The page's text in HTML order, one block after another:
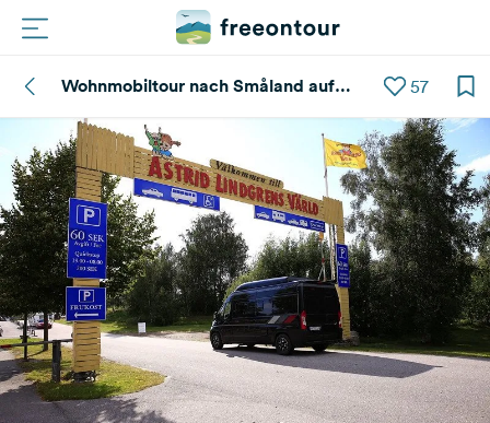
Plätze
Magazin
Partner
Registrieren
Einloggen
Wohnmobiltour nach Småland auf
57